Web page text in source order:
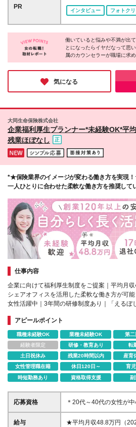
～ 栃木 18万2500円～
岡山 17万6000円～ 香川
4000円～ 新潟 17万
口/愛媛 16万8500円～
同様) 勤務エリア/東京・
屋・大阪・京都・兵庫
恵比寿、池袋、品川、秋
埼玉、北海道、仙台、福
ば、長野、富山、静岡、
滋賀、京都、大阪、神戸
愛媛、山口、福岡、熊本
企業での勤務 ◆大手企業で働くチャンス！ ◆転勤な
し/自宅から通える範囲
イ＆おしゃれオフィス
エリアも♪ ※配属先によって異な
アの一例】 東京都
イン・三ノ宮 など 福
PR
インタビュー フォトク
働いていると悩みや不満が出
とになったらイヤだなって思
属のカウンセラーが職場に求
るみたい！入社してからじゃ
心配もなくなりそうですね。
詰まった会社だと感じました！
気になる
大同生命保険株式会社
企業福利厚生プランナー*未経験OK*平
残業ほぼなし
*★保険業界のイメージが変わる働き方を実現
一人ひとりに合わせた柔軟な働き方を推奨して
仕事内容
企業に向けて福利厚生制度をご提案｜平均月
シェアオフィスを活用した柔軟な働き方が可
女性活躍中｜3年間の研修制度あり｜「えるぼ
アピールポイント
職種未経験OK 業種未経験OK 第二
経験者限定
研修・教育あり 転
土日祝休み
残業20時間以内 産育
女性管理職在籍
休日120日～ 育
時短勤務あり
資格取得支援 副
応募資格
＊20代～40代の女性が
しながら働く方も多数在籍
以上 ◆社会人経験をお持ちの方 - 業界・
給与
★平均月収48.8万円（